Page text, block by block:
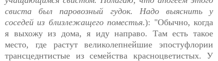
свиста был паровозный гудок. Надо выяснить у
соседей из близлежащего поместья.): "Обычно, когда
я выхожу из дома, я иду направо. Там есть такое
место, где растут великолепнейшие эпостуфлории
трансцеднтистые из семейства красноцветистых. У